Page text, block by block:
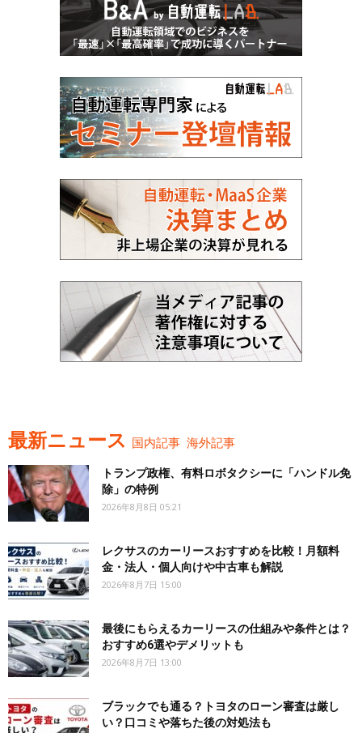
最新ニュース 国内記事 海外記事
トランプ政権、有料ロボタクシーに「ハンドル免
除」の特例
2026年8月8日 05:21
レクサスのカーリースおすすめを比較！月額料
金・法人・個人向けや中古車も解説
2026年8月7日 15:00
最後にもらえるカーリースの仕組みや条件とは？
おすすめ6選やデメリットも
2026年8月7日 13:00
ブラックでも通る？トヨタのローン審査は厳し
い？口コミや落ちた後の対処法も